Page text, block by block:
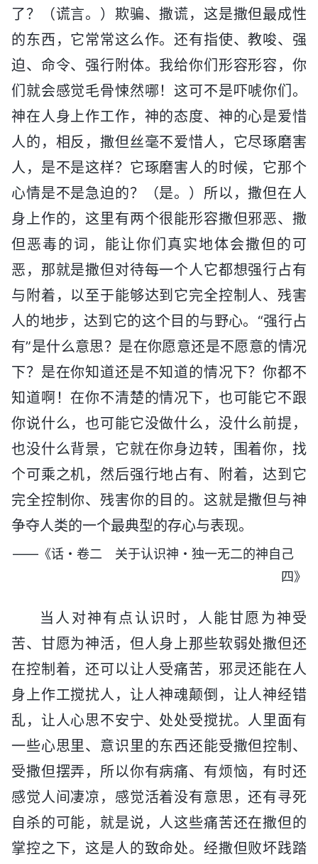
了？（谎言。）欺骗、撒谎，这是撒但最成性
的东西，它常常这么作。还有指使、教唆、强
迫、命令、强行附体。我给你们形容形容，你
们就会感觉毛骨悚然哪！这可不是吓唬你们。
神在人身上作工作，神的态度、神的心是爱惜
人的，相反，撒但丝毫不爱惜人，它尽琢磨害
人，是不是这样？它琢磨害人的时候，它那个
心情是不是急迫的？（是。）所以，撒但在人
身上作的，这里有两个很能形容撒但邪恶、撒
但恶毒的词，能让你们真实地体会撒但的可
恶，那就是撒但对待每一个人它都想强行占有
与附着，以至于能够达到它完全控制人、残害
人的地步，达到它的这个目的与野心。“强行占
有”是什么意思？是在你愿意还是不愿意的情况
下？是在你知道还是不知道的情况下？你都不
知道啊！在你不清楚的情况下，也可能它不跟
你说什么，也可能它没做什么，没什么前提，
也没什么背景，它就在你身边转，围着你，找
个可乘之机，然后强行地占有、附着，达到它
完全控制你、残害你的目的。这就是撒但与神
争夺人类的一个最典型的存心与表现。
——《话・卷二 关于认识神・独一无二的神自己
四》
当人对神有点认识时，人能甘愿为神受
苦、甘愿为神活，但人身上那些软弱处撒但还
在控制着，还可以让人受痛苦，邪灵还能在人
身上作工搅扰人，让人神魂颠倒，让人神经错
乱，让人心思不安宁、处处受搅扰。人里面有
一些心思里、意识里的东西还能受撒但控制、
受撒但摆弄，所以你有病痛、有烦恼，有时还
感觉人间凄凉，感觉活着没有意思，还有寻死
自杀的可能，就是说，人这些痛苦还在撒但的
掌控之下，这是人的致命处。经撒但败坏践踏